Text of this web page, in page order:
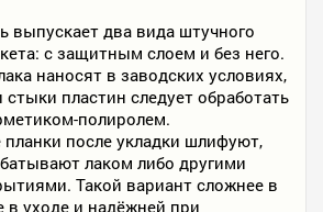
два вида штучного
с защитным слоем и без него.
наносят в заводских условиях,
стыки пластин следует обработать
полиролем.
после укладки шлифуют,
лаком либо другими
Такой вариант сложнее в
в уходе и надёжней при